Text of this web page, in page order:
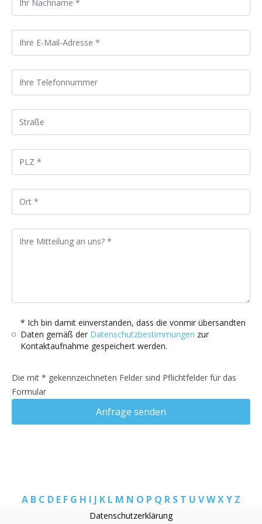
* Ich bin damit einverstanden, dass die vonmir übersandten
Daten gemäß der Datenschutzbestimmungen zur
Kontaktaufnahme gespeichert werden.
Die mit * gekennzeichneten Felder sind Pflichtfelder für das
Formular
Anfrage senden
A B C D E F G H I J K L M N O P Q R S T U VWXY Z
Datenschutzerklärung